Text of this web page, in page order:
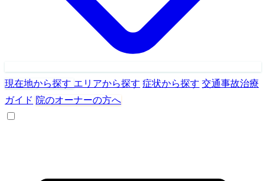
現在地から探す エリアから探す 症状から探す 交通事故治療
ガイド 院のオーナーの方へ